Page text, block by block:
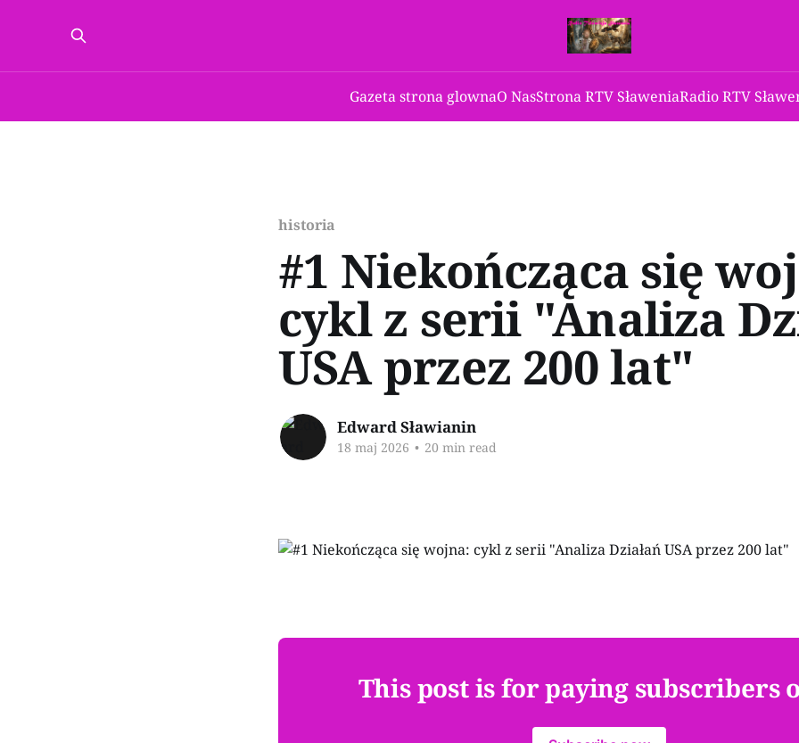
Gazeta strona glownaO NasStrona RTV SławeniaRadio RTV
historia
#1 Niekończąca się
cykl z serii "Analiza
USA przez 200 lat"
Edward Sławianin
18 maj 2026 • 20 min read
This post is for paying subscribers